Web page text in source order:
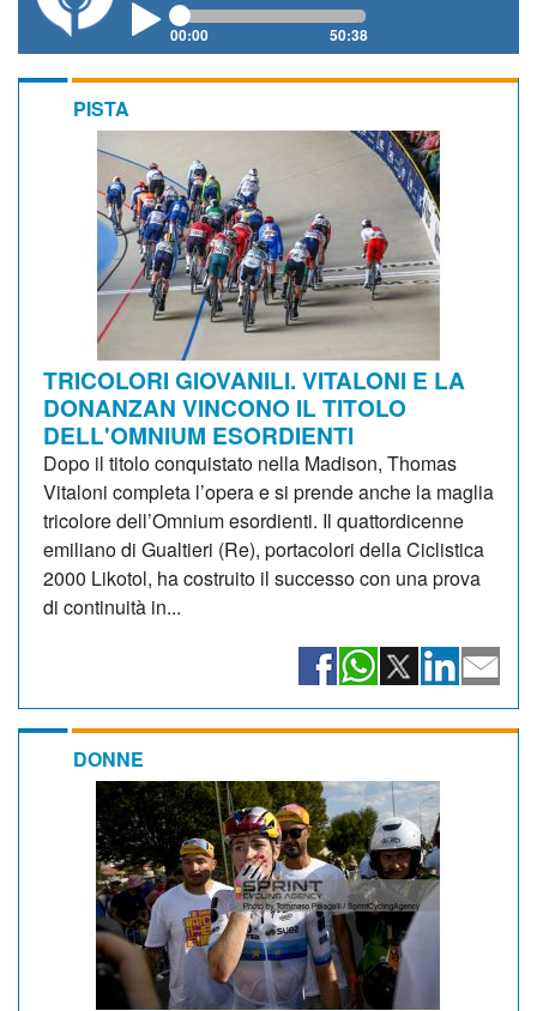
00:00 50:38
PISTA
TRICOLORI GIOVANILI. VITALONI E LA
DONANZAN VINCONO IL TITOLO
DELL'OMNIUM ESORDIENTI
Dopo il titolo conquistato nella Madison, Thomas
Vitaloni completa l’opera e si prende anche la maglia
tricolore dell’Omnium esordienti. Il quattordicenne
emiliano di Gualtieri (Re), portacolori della Ciclistica
2000 Likotol, ha costruito il successo con una prova
di continuità in...
DONNE